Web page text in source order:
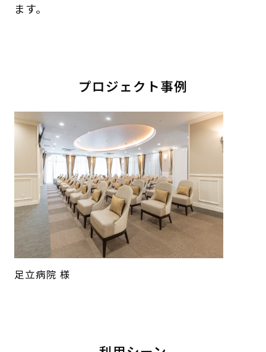
ます。
プロジェクト事例
足立病院 様